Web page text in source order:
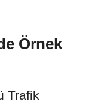
Örnek
Trafik